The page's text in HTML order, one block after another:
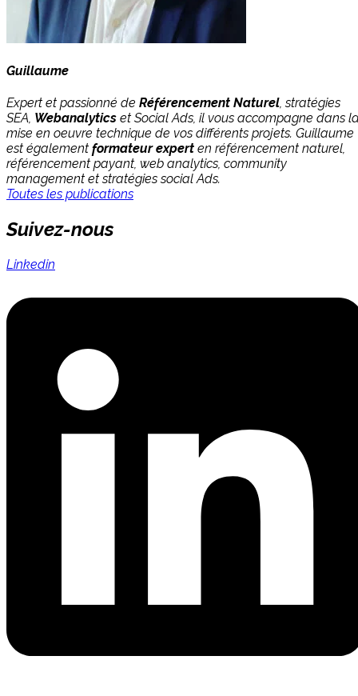
Guillaume
Expert et passionné de Référencement Naturel, stratégies
SEA, Webanalytics et Social Ads, il vous accompagne dans
mise en oeuvre technique de vos différents projets. Guillaume
est également formateur expert en référencement naturel,
référencement payant, web analytics, community
management et stratégies social Ads.
Toutes les publications
Suivez-nous
Linkedin